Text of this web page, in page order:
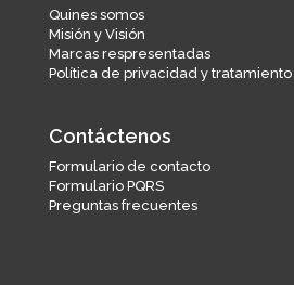
Quines somos
Misión y Visión
Marcas respresentadas
Política de privacidad y tratamiento
Contáctenos
Formulario de contacto
Formulario PQRS
Preguntas frecuentes